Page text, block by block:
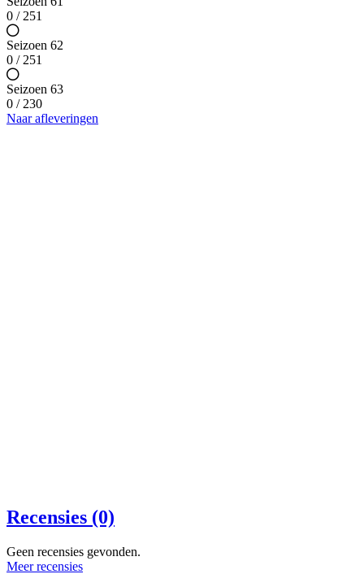
0 / 251
Seizoen 62
0 / 251
Seizoen 63
0 / 230
Naar afleveringen
Recensies (0)
Geen recensies gevonden.
Meer recensies